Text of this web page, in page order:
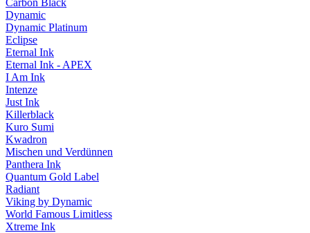
Carbon Black
Dynamic
Dynamic Platinum
Eclipse
Eternal Ink
Eternal Ink - APEX
I Am Ink
Intenze
Just Ink
Killerblack
Kuro Sumi
Kwadron
Mischen und Verdünnen
Panthera Ink
Quantum Gold Label
Radiant
Viking by Dynamic
World Famous Limitless
Xtreme Ink